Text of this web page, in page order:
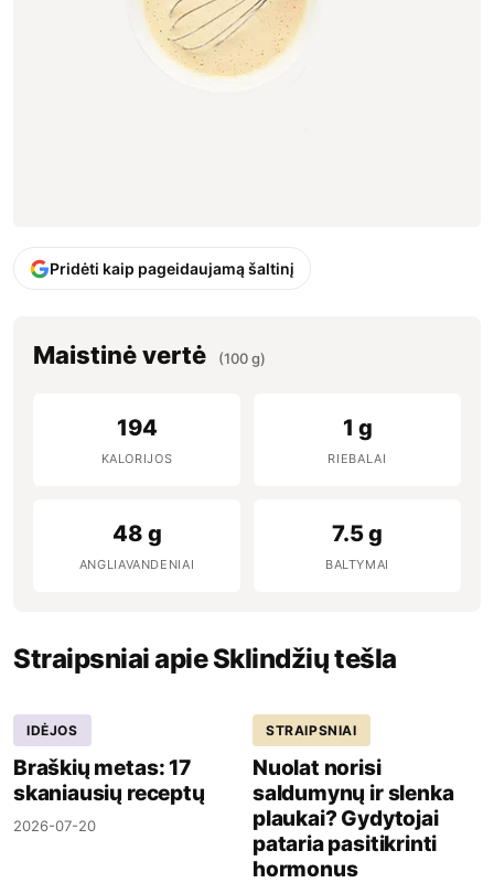
Pridėti kaip pageidaujamą šaltinį
Maistinė vertė (100 g)
194
KALORIJOS
1 g
RIEBALAI
48 g
ANGLIAVANDENIAI
7.5 g
BALTYMAI
Straipsniai apie Sklindžių tešla
IDĖJOS
Braškių metas: 17
skaniausių receptų
2026-07-20
STRAIPSNIAI
Nuolat norisi
saldumynų ir slenka
plaukai? Gydytojai
pataria pasitikrinti
hormonus